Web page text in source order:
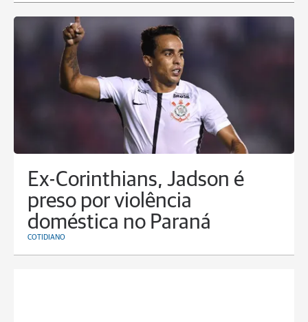
Ex-Corinthians, Jadson é
preso por violência
doméstica no Paraná
COTIDIANO